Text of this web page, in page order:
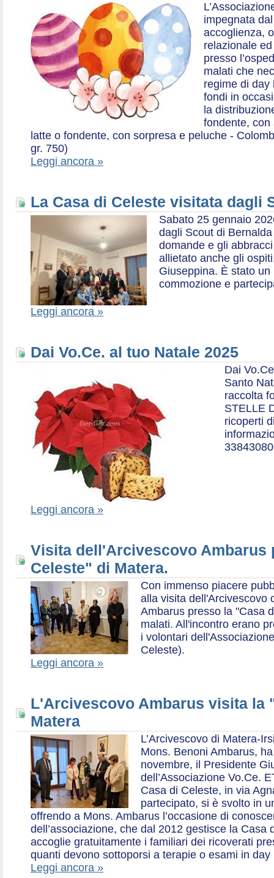
impegnata
accoglienza,
relazionale
presso
malati che
regime di day
fondi in
la
fondente, con
latte o fondente, con sorpresa e peluche -
gr. 750)
Leggi ancora »
La Casa di Celeste visitata dagli
Sabato 25 gennaio
dagli Scout di
domande e gli
allietato anche gli
Giuseppina. È stato
commozione e
Leggi ancora »
Dai Vo.Ce. al tuo Natale 2025
Dai
Santo
raccolta
STELLE
ricoperti
Leggi ancora »
Visita dell'Arcivescovo Ambarus
Celeste" di Matera.
Con immenso piacere
alla visita dell'Arcivescovo
Ambarus presso la "Casa
malati. All'incontro erano
i volontari
Celeste).
Leggi ancora »
L'Arcivescovo Ambarus visita la
Matera
L’Arcivescovo di Matera-
Mons. Benoni Ambarus,
novembre, il Presidente
dell’Associazione Vo.Ce.
Casa di Celeste, in via
partecipato, si è svolto in
offrendo a Mons. Ambarus l’occasione di
dell’associazione, che dal 2012 gestisce la Casa
accoglie gratuitamente i familiari dei ricoverati
quanti devono sottoporsi a terapie o esami in day
Leggi ancora »